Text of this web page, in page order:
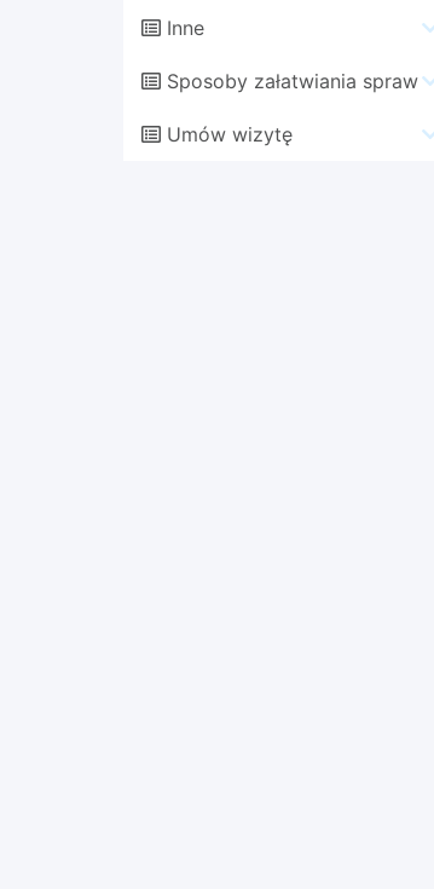
Inne
Sposoby załatwiania spraw
Umów wizytę